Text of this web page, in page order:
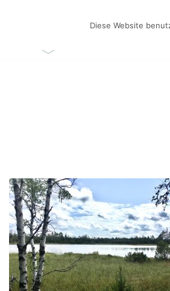
Diese Website